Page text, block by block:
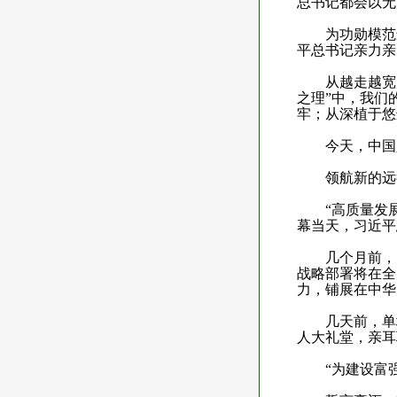
为功勋模范
平总书记亲力
从越走越宽广
之理”中，我们
牢；从深植于
今天，中国
领航新的远
“高质量发展
幕当天，习近
几个月前，党
战略部署将在
力，铺展在中
几天前，单增
人大礼堂，亲
“为建设富强